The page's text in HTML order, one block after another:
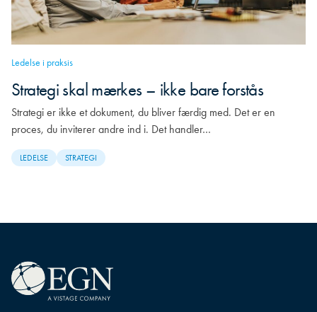
Ledelse i praksis
Strategi skal mærkes – ikke bare forstås
Strategi er ikke et dokument, du bliver færdig med. Det er en
proces, du inviterer andre ind i. Det handler…
LEDELSE STRATEGI